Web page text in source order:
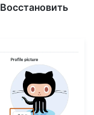
Восстановить